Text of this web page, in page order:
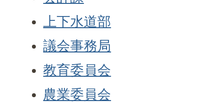
上下水道部
議会事務局
教育委員会
農業委員会